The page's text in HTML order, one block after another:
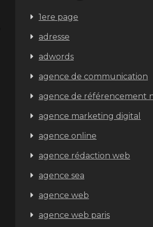
1ere page
adresse
adwords
agence de communication
agence de référencement
agence marketing digital
agence online
agence rédaction web
agence sea
agence web
agence web paris